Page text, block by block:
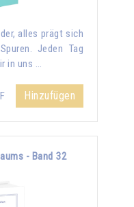
alles prägt sich
Jeden Tag
in uns …
Hinzufügen
- Band 32